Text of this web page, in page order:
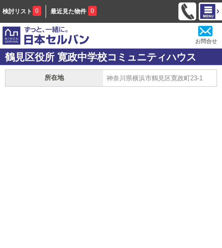
検討リスト 0 最近見た物件 0
お問合せ
鶴見区役所 寛政中学校コミュニティハウス
所在地 神奈川県横浜市鶴見区寛政町23-1